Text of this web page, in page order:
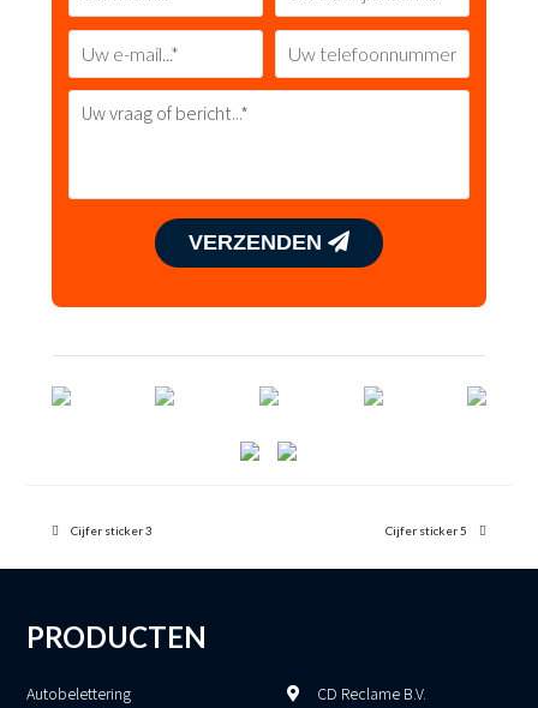
VERZENDEN
post:
Cijfer sticker 3
post:
Cijfer sticker 5
PRODUCTEN
Autobelettering
CD Reclame B.V.